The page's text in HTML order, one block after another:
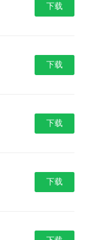
下载
下载
下载
下载